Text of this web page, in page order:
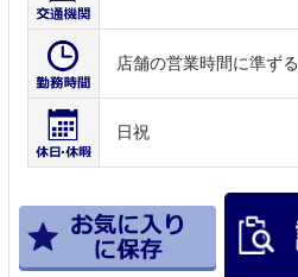
店舗の営業時間に準ずる
日祝